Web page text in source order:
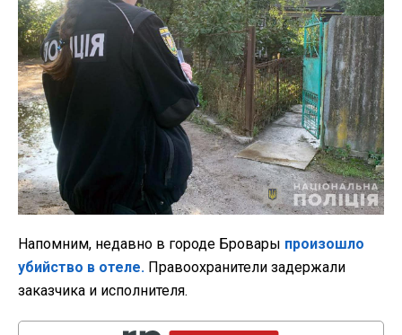
Напомним, недавно в городе Бровары произошло
убийство в отеле. Правоохранители задержали
заказчика и исполнителя.